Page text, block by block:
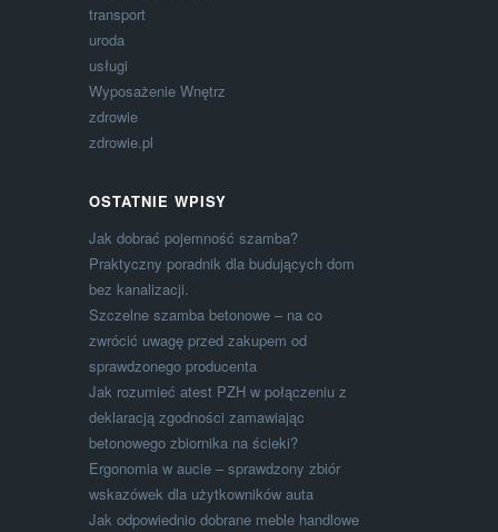
transport
uroda
usługi
Wyposażenie Wnętrz
zdrowie
zdrowie.pl
OSTATNIE WPISY
Jak dobrać pojemność szamba?
Praktyczny poradnik dla budujących dom
bez kanalizacji.
Szczelne szamba betonowe – na co
zwrócić uwagę przed zakupem od
sprawdzonego producenta
Jak rozumieć atest PZH w połączeniu z
deklaracją zgodności zamawiając
betonowego zbiornika na ścieki?
Ergonomia w aucie – sprawdzony zbiór
wskazówek dla użytkowników auta
Jak odpowiednio dobrane meble handlowe